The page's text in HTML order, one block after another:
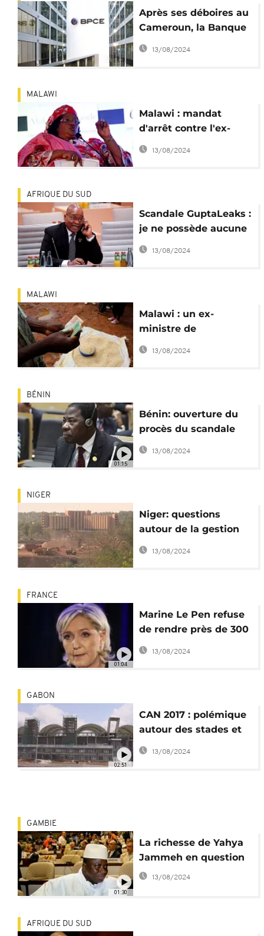
Après ses déboires au
Cameroun, la Banque
populaire caisse
13/08/2024
MALAWI
Malawi : mandat
d'arrêt contre l'ex-
présidente Joyce
Banda
13/08/2024
AFRIQUE DU SUD
Scandale GuptaLeaks :
je ne possède aucune
propriété en dehors
de l'Afrique du Sud
13/08/2024
MALAWI
Malawi : un ex-
ministre de
l'Agriculture inculpé
pour corruption
13/08/2024
01:15
BÉNIN
Bénin: ouverture du
procès du scandale
financier d'ICC-
Services
13/08/2024
NIGER
Niger: questions
autour de la gestion
de l'uranium
13/08/2024
01:04
FRANCE
Marine Le Pen refuse
de rendre près de 300
000 euros que lui
13/08/2024
02:51
GABON
CAN 2017 : polémique
autour des stades et
des fonds
13/08/2024
01:30
GAMBIE
La richesse de Yahya
Jammeh en question
13/08/2024
AFRIQUE DU SUD